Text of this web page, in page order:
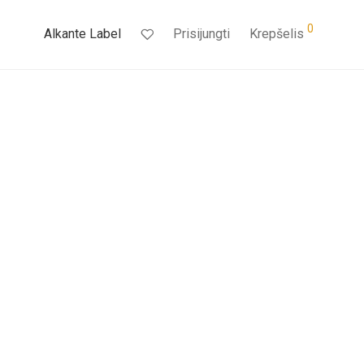
Alkante Label Prisijungti Krepšelis 0